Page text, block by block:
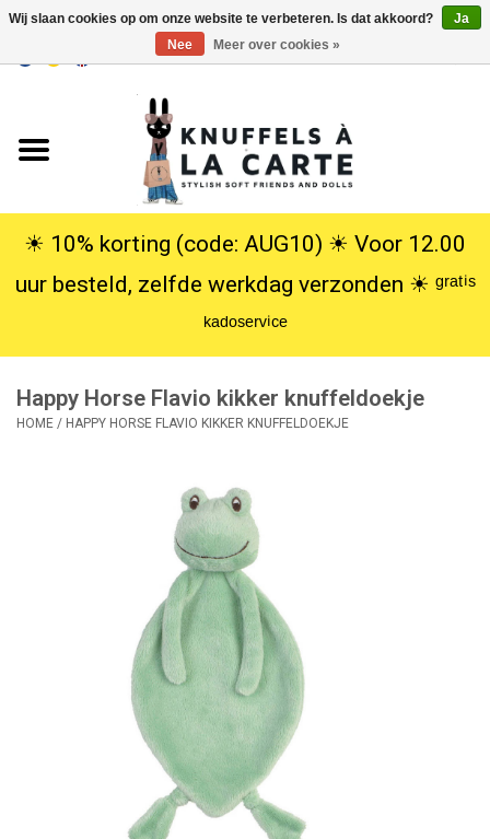
USD
Knuffels
Poppen
SALE
Cadeauservice
☀︎ 10% korting (code: AUG10) ☀︎ Voor 12.00
uur besteld, zelfde werkdag verzonden ☀︎ ᵍʳᵃᵗⁱˢ
ᵏᵃᵈᵒˢᵉʳᵛⁱᶜᵉ
Happy Horse Flavio kikker knuffeldoekje
HOME / HAPPY HORSE FLAVIO KIKKER KNUFFELDOEKJE
Wij slaan cookies op om onze website te verbeteren. Is dat akkoord?
Ja
Nee
Meer over cookies »